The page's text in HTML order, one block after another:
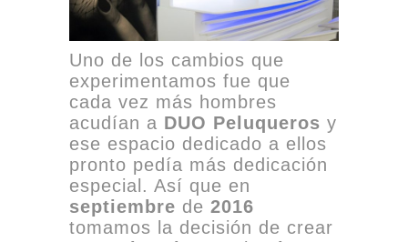
Uno de los cambios que
experimentamos fue que
cada vez más hombres
acudían a DUO Peluqueros y
ese espacio dedicado a ellos
pronto pedía más dedicación
especial. Así que en
septiembre de 2016
tomamos la decisión de crear